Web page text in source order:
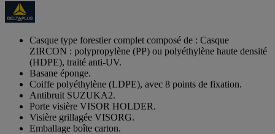
Casque type forestier complet composé de : Casque
ZIRCON : polypropylène (PP) ou polyéthylène haute densité
(HDPE), traité anti-UV.
Basane éponge.
Coiffe polyéthylène (LDPE), avec 8 points de fixation.
Antibruit SUZUKA2.
Porte visière VISOR HOLDER.
Visière grillagée VISORG.
Emballage boîte carton.